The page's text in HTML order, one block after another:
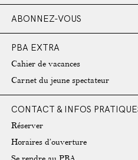
ABONNEZ-VOUS
PBA EXTRA
Cahier de vacances
Carnet du jeune spectateur
CONTACT & INFOS
Réserver
Horaires d’ouverture